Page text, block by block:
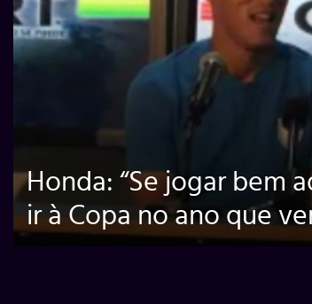
Honda: “Se jogar bem
ir à Copa no ano que